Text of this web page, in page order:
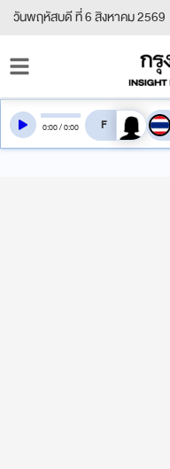
วันพฤหัสบดี ที่ 6 สิงหาคม 2569
0:00/0:00 สลับเสียงอ่าน